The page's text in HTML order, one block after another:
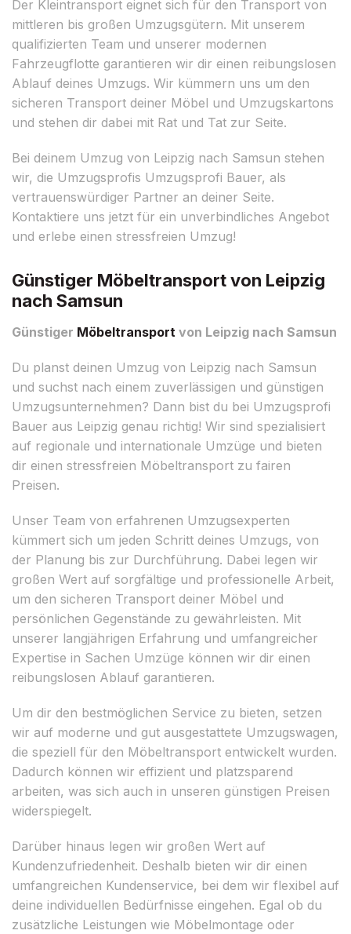
Der Kleintransport eignet sich für den Transport von
mittleren bis großen Umzugsgütern. Mit unserem
qualifizierten Team und unserer modernen
Fahrzeugflotte garantieren wir dir einen reibungslosen
Ablauf deines Umzugs. Wir kümmern uns um den
sicheren Transport deiner Möbel und Umzugskartons
und stehen dir dabei mit Rat und Tat zur Seite.
Bei deinem Umzug von Leipzig nach Samsun stehen
wir, die Umzugsprofis Umzugsprofi Bauer, als
vertrauenswürdiger Partner an deiner Seite.
Kontaktiere uns jetzt für ein unverbindliches Angebot
und erlebe einen stressfreien Umzug!
Günstiger Möbeltransport von Leipzig
nach Samsun
Günstiger Möbeltransport von Leipzig nach Samsun
Du planst deinen Umzug von Leipzig nach Samsun
und suchst nach einem zuverlässigen und günstigen
Umzugsunternehmen? Dann bist du bei Umzugsprofi
Bauer aus Leipzig genau richtig! Wir sind spezialisiert
auf regionale und internationale Umzüge und bieten
dir einen stressfreien Möbeltransport zu fairen
Preisen.
Unser Team von erfahrenen Umzugsexperten
kümmert sich um jeden Schritt deines Umzugs, von
der Planung bis zur Durchführung. Dabei legen wir
großen Wert auf sorgfältige und professionelle Arbeit,
um den sicheren Transport deiner Möbel und
persönlichen Gegenstände zu gewährleisten. Mit
unserer langjährigen Erfahrung und umfangreicher
Expertise in Sachen Umzüge können wir dir einen
reibungslosen Ablauf garantieren.
Um dir den bestmöglichen Service zu bieten, setzen
wir auf moderne und gut ausgestattete Umzugswagen,
die speziell für den Möbeltransport entwickelt wurden.
Dadurch können wir effizient und platzsparend
arbeiten, was sich auch in unseren günstigen Preisen
widerspiegelt.
Darüber hinaus legen wir großen Wert auf
Kundenzufriedenheit. Deshalb bieten wir dir einen
umfangreichen Kundenservice, bei dem wir flexibel auf
deine individuellen Bedürfnisse eingehen. Egal ob du
zusätzliche Leistungen wie Möbelmontage oder